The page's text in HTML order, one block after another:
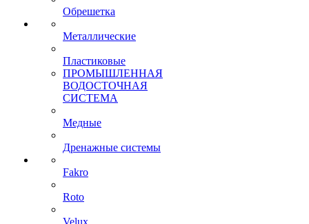
Обрешетка
Металлические
Пластиковые
ПРОМЫШЛЕННАЯ
ВОДОСТОЧНАЯ
СИСТЕМА
Медные
Дренажные системы
Fakro
Roto
Velux